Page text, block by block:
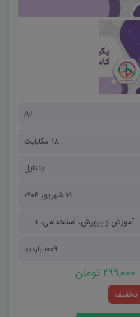
A4
18 مگابایت
بتافایل
۱۹ شهریور ۱۴۰۴
آموزش و پرورش، استخدامی، تخصصی رشته ها
1009 بازدید
299,000 تومان